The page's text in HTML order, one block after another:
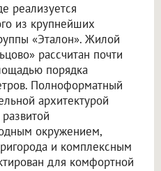
реализуется
из крупнейших
«Эталон». Жилой
рассчитан почти
порядка
Полноформатный
архитектурой
окружением,
и комплексным
для комфортной